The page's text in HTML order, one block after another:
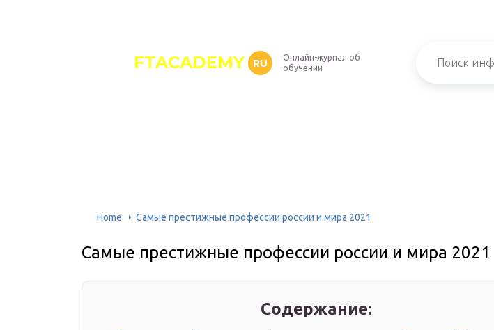
FTACADEMY RU
Онлайн-журнал об
обучении
Home Самые престижные профессии россии и мира 2021
Самые престижные профессии россии и мира 2021
Содержание: